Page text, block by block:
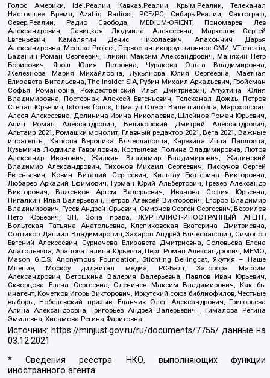
Голос Америки, Idel.Реалии, Кавказ.Реалии, Крым.Реалии, Телеканал
Настоящее Время, Azatliq Radiosi, PCE/PC, Сибирь.Реалии, Фактограф,
Север.Реалии, Радио Свобода, MEDIUM-ORIENT, Пономарев Лев
Александрович, Савицкая Людмила Алексеевна, Маркелов Сергей
Евгеньевич, Камалягин Денис Николаевич, Апахончич Дарья
Александровна, Medusa Project, Первое антикоррупционное СМИ, VTimes.io,
Баданин Роман Сергеевич, Гликин Максим Александрович, Маняхин Петр
Борисович, Ярош Юлия Петровна, Чуракова Ольга Владимировна,
Железнова Мария Михайловна, Лукьянова Юлия Сергеевна, Маетная
Елизавета Витальевна, The Insider SIA, Рубин Михаил Аркадьевич, Гройсман
Софья Романовна, Рождественский Илья Дмитриевич, Апухтина Юлия
Владимировна, Постернак Алексей Евгеньевич, Телеканал Дождь, Петров
Степан Юрьевич, Istories fonds, Шмагун Олеся Валентиновна, Мароховская
Алеся Алексеевна, Долинина Ирина Николаевна, Шлейнов Роман Юрьевич,
Анин Роман Александрович, Великовский Дмитрий Александрович,
Альтаир 2021, Ромашки монолит, Главный редактор 2021, Вега 2021, Важные
иноагенты, Каткова Вероника Вячеславовна, Карезина Инна Павловна,
Кузьмина Людмила Гавриловна, Костылева Полина Владимировна, Лютов
Александр Иванович, Жилкин Владимир Владимирович, Жилинский
Владимир Александрович, Тихонов Михаил Сергеевич, Пискунов Сергей
Евгеньевич, Ковин Виталий Сергеевич, Кильтау Екатерина Викторовна,
Любарев Аркадий Ефимович, Гурман Юрий Альбертович, Грезев Александр
Викторович, Важенков Артем Валерьевич, Иванова София Юрьевна,
Пигалкин Илья Валерьевич, Петров Алексей Викторович, Егоров Владимир
Владимирович, Гусев Андрей Юрьевич, Смирнов Сергей Сергеевич, Верзилов
Петр Юрьевич, ЗП, Зона права, ЖУРНАЛИСТ-ИНОСТРАННЫЙ АГЕНТ,
Вольтская Татьяна Анатольевна, Клепиковская Екатерина Дмитриевна,
Сотников Даниил Владимирович, Захаров Андрей Вячеславович, Симонов
Евгений Алексеевич, Сурначева Елизавета Дмитриевна, Соловьева Елена
Анатольевна, Арапова Галина Юрьевна, Перл Роман Александрович, МЕМО,
Mason G.E.S. Anonymous Foundation, Stichting Bellingcat, Якутия – Наше
Мнение, Москоу диджитал медиа, РС-Балт, Заговора Максим
Александрович, Ветошкина Валерия Валерьевна, Павлов Иван Юрьевич,
Скворцова Елена Сергеевна, Оленичев Максим Владимирович, Как бы
инагент, Кочетков Игорь Викторович, Иркутский союз библиофилов, Честные
выборы, Нобелевский призыв, Еланчик Олег Александрович, Григорьева
Алина Александровна, Григорьев Андрей Валерьевич , Гималова Регина
Эмилевна, Хисамова Регина Фаритовна
Источник: https://minjust.gov.ru/ru/documents/7755/ данные на
03.12.2021
* Сведения реестра НКО, выполняющих функции
иностранного агента: